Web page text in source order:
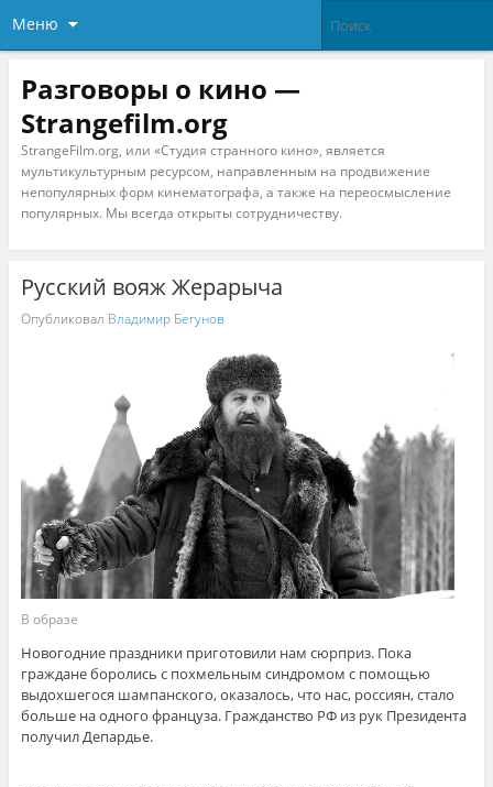
Меню
Разговоры о кино —
Strangefilm.org
StrangeFilm.org, или «Студия странного кино», является
мультикультурным ресурсом, направленным на продвижение
непопулярных форм кинематографа, а также на переосмысление
популярных. Мы всегда открыты сотрудничеству.
Русский вояж Жерарыча
Опубликовал Владимир Бегунов
В образе
Новогодние праздники приготовили нам сюрприз. Пока
граждане боролись с похмельным синдромом с помощью
выдохшегося шампанского, оказалось, что нас, россиян, стало
больше на одного француза. Гражданство РФ из рук Президента
получил Депардье.